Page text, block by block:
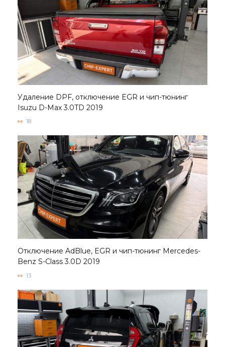
Удаление DPF, отключение EGR и чип-тюнинг
Isuzu D-Max 3.0TD 2019
18
Отключение AdBlue, EGR и чип-тюнинг Mercedes-
Benz S-Class 3.0D 2019
13